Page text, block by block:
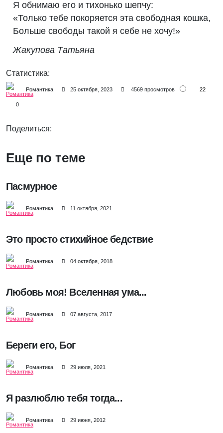
Я обнимаю его и тихонько шепчу:
«Только тебе покоряется эта свободная кошка,
Больше свободы такой я себе не хочу!»
Жакупова Татьяна
Статистика:
Романтика 25 октября, 2023 4569 просмотров 22
0
Поделиться:
Еще по теме
Пасмурное
Романтика 11 октября, 2021
Это просто стихийное бедствие
Романтика 04 октября, 2018
Любовь моя! Вселенная ума...
Романтика 07 августа, 2017
Береги его, Бог
Романтика 29 июля, 2021
Я разлюблю тебя тогда...
Романтика 29 июня, 2012